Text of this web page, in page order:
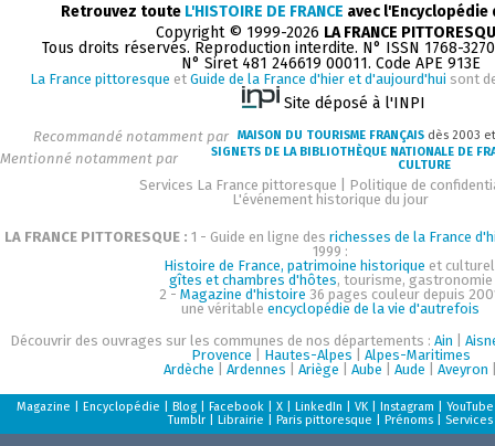
Retrouvez toute L'HISTOIRE DE FRANCE avec
Copyright © 1999-2026 LA FRANCE
Tous droits réservés. Reproduction interdite. N° ISSN 1768-
N° Siret 481 246619 00011. Code APE 913E
La France pittoresque et Guide de la France d'hier et d'aujourd'hui sont
Site déposé à l'INPI
Recommandé notamment par MAISON DU TOURISME FRANÇAIS dès 2003
Mentionné notamment par
SIGNETS DE LA BIBLIOTHÈQUE NATIONALE DE
CULTURE
Services La France pittoresque
Politique de
L'événement historique du jour
LA FRANCE PITTORESQUE : 1 - Guide en ligne des richesses de la France
1999 :
Histoire de France, patrimoine historique et
gîtes et chambres d'hôtes, tourisme, gastronomie
2 - Magazine d'histoire 36 pages couleur depuis
une véritableencyclopédie de la vie d'autrefois
Découvrir des ouvrages sur les communes de nos départements :Ain |
Provence
Hautes-Alpes
Alpes-Maritimes
Ardèche |Ardennes |Ariège |Aube |Aude |Aveyron
Magazine |Encyclopédie |Blog |Facebook |X |LinkedIn |VK |Instagram |YouTube
Tumblr |Librairie |Paris pittoresque |Prénoms Services